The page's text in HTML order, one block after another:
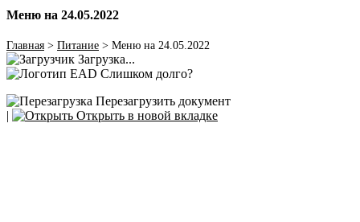
Меню на 24.05.2022
Главная > Питание > Меню на 24.05.2022
Загрузка...
Слишком долго?
Перезагрузить документ
|
Открыть в новой вкладке